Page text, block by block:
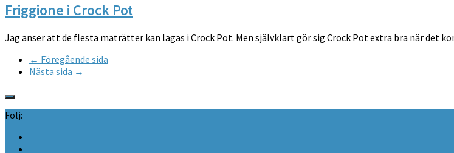
Friggione i Crock Pot
Jag anser att de flesta maträtter kan lagas i Crock Pot. Men självklart gör sig Crock Pot extra bra när det
← Föregående sida
Nästa sida →
Följ: